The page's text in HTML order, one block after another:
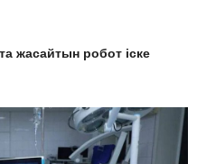
жасайтын робот іске